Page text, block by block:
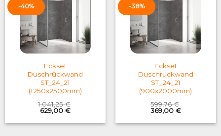
-40%
Eckset
Duschrückwand
ST_24_21
(1250x2500mm)
1.041,25€
Original
price
was:
629,00 €Current
is:
-38%
Eckset
Duschrückwand
ST_24_21
(900x2000mm)
599,76€
Original
price
was:
369,00 €Current
is: